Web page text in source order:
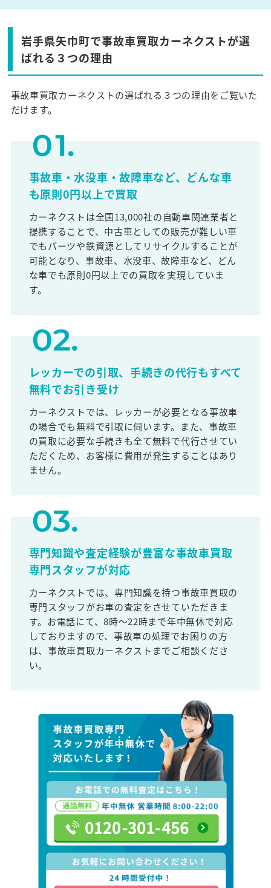
岩手県矢巾町で事故車買取カーネクストが選
ばれる３つの理由
事故車買取カーネクストの選ばれる３つの理由をご覧いた
だけます。
事故車・水没車・故障車など、どんな車
も原則0円以上で買取
カーネクストは全国13,000社の自動車関連業者と
提携することで、中古車としての販売が難しい車
でもパーツや鉄資源としてリサイクルすることが
可能となり、事故車、水没車、故障車など、どん
な車でも原則0円以上での買取を実現していま
す。
レッカーでの引取、手続きの代行もすべて
無料でお引き受け
カーネクストでは、レッカーが必要となる事故車
の場合でも無料で引取に伺います。また、事故車
の買取に必要な手続きも全て無料で代行させてい
ただくため、お客様に費用が発生することはあり
ません。
専門知識や査定経験が豊富な事故車買取
専門スタッフが対応
カーネクストでは、専門知識を持つ事故車買取の
専門スタッフがお車の査定をさせていただきま
す。お電話にて、8時～22時まで年中無休で対応
しておりますので、事故車の処理でお困りの方
は、事故車買取カーネクストまでご相談くださ
い。